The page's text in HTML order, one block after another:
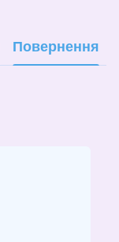
Повернення